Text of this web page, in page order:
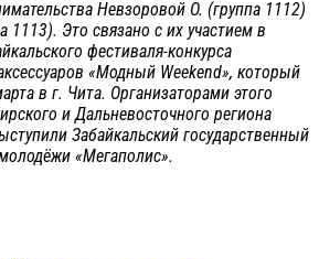
Невзоровой О. (группа 1112)
1113). Это связано с их участием в
фестиваля-конкурса
«Модный Weekend», который
в г. Чита. Организаторами этого
и Дальневосточного региона
Забайкальский государственный
«Мегаполис».